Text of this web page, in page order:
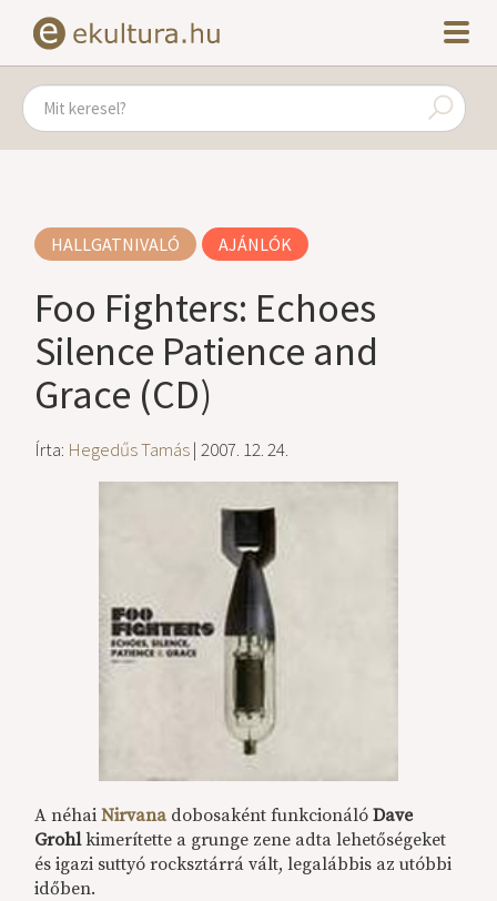
HALLGATNIVALÓ AJÁNLÓK
Foo Fighters: Echoes
Silence Patience and
Grace (CD)
Írta: Hegedűs Tamás| 2007. 12. 24.
A néhaiNirvana dobosaként funkcionálóDave
Grohlkimerítette a grunge zene adta lehetőségeket
és igazi suttyó rocksztárrá vált, legalábbis az utóbbi
időben.